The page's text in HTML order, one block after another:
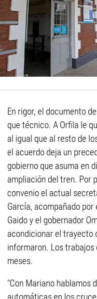
En rigor, el documento
que técnico. A Orfila le
al igual que al resto de
el acuerdo deja un
gobierno que asuma en
ampliación del tren. Por
convenio el actual
García, acompañado
Gaido y el gobernador
acondicionar el trayecto
informaron. Los
meses.
"Con Mariano hablamos